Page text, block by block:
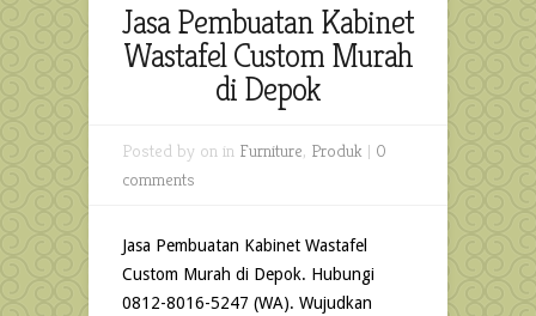
Jasa Pembuatan Kabinet
Wastafel Custom Murah
di Depok
Posted by on in Furniture, Produk | 0
comments
Jasa Pembuatan Kabinet Wastafel
Custom Murah di Depok. Hubungi
0812-8016-5247 (WA). Wujudkan